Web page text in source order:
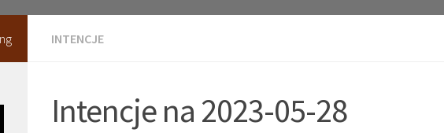
INTENCJE
Intencje na 2023-05-28